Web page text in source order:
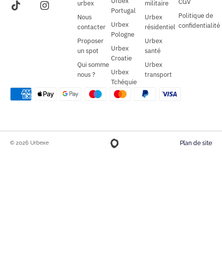
urbex
Nous
contacter
Proposer
un spot
Qui somme
nous ?
Portugal
Urbex
Pologne
Urbex
Croatie
Urbex
Tchéquie
militaire
Urbex
résidentiel
Urbex
santé
Urbex
transport
Politique de
confidentialité
© 2026 Urbexe Plan de site